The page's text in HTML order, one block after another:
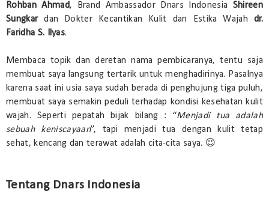
Rohban Ahmad, Brand Ambassador Dnars Indonesia Shireen
Sungkardan Dokter Kecantikan Kulit dan Estika Wajahdr.
Faridha S. Ilyas.
Membaca topik dan deretan nama pembicaranya, tentu saja
membuat saya langsung tertarik untuk menghadirinya. Pasalnya
karena saat ini usia saya sudah berada di penghujung tiga puluh,
membuat saya semakin peduli terhadap kondisi kesehatan kulit
wajah. Seperti pepatah bijak bilang : “Menjadi tua adalah
sebuah keniscayaan”, tapi menjadi tua dengan kulit tetap
sehat, kencang dan terawat adalah cita-cita saya. 😉
Tentang Dnars Indonesia